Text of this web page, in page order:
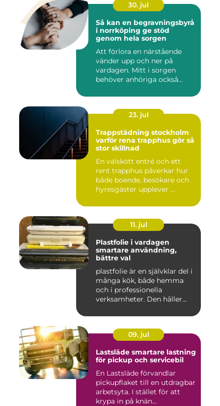
30. jul
Så kan en begravningsbyrå
i norrköping ge stöd
genom hela sorgen
Att förlora en närstående
vänder upp och ner på
vardagen. Mitt i sorgen
behöver anhöriga också
23. jul
Trappstädning stockholm
varför rena trapphus gör så
stor skillnad
En välskött entré och ett
rent trapphus påverkar hur
både boende, besökare och
hyresgäster upplever ...
11. jul
Plastfolie i vardagen
smartare användning,
bättre val
plastfolie är en självklar del i
många kök, både hemma
och i professionella
verksamheter. Den håller...
09. jul
Lastsläde smartare lastning
för pickup och servicebil
En Lastsläde förvandlar
pickupflaket till en utdragbar
arbetsyta. I stället för att
krypa in på knän...